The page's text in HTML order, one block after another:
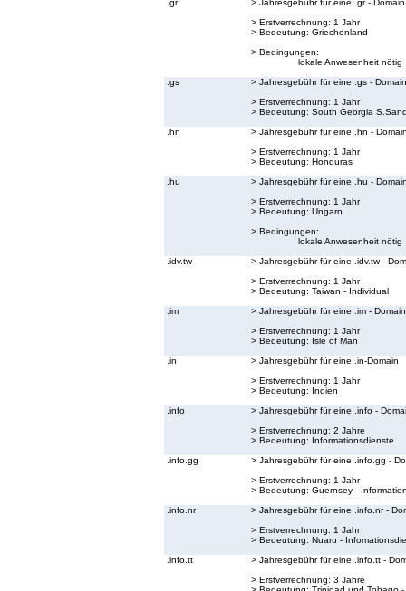
.gr
> Jahresgebühr für eine .gr - Domain
> Erstverrechnung: 1 Jahr
> Bedeutung: Griechenland
> Bedingungen:
lokale Anwesenheit nötig
.gs
> Jahresgebühr für eine .gs - Domain
> Erstverrechnung: 1 Jahr
> Bedeutung: South Georgia
.hn
> Jahresgebühr für eine .hn -
> Erstverrechnung: 1 Jahr
> Bedeutung: Honduras
.hu
> Jahresgebühr für eine .hu -
> Erstverrechnung: 1 Jahr
> Bedeutung: Ungarn
> Bedingungen:
lokale Anwesenheit nötig
.idv.tw
> Jahresgebühr für eine .idv.tw -
> Erstverrechnung: 1 Jahr
> Bedeutung: Taiwan - Individual
.im
> Jahresgebühr für eine .im - Domain
> Erstverrechnung: 1 Jahr
> Bedeutung: Isle of Man
.in
> Jahresgebühr für eine .in-Domain
> Erstverrechnung: 1 Jahr
> Bedeutung: Indien
.info
> Jahresgebühr für eine .info -
> Erstverrechnung: 2 Jahre
> Bedeutung: Informationsdienste
.info.gg
> Jahresgebühr für eine .info.gg -
> Erstverrechnung: 1 Jahr
> Bedeutung: Guernsey -
.info.nr
> Jahresgebühr für eine .info.nr -
> Erstverrechnung: 1 Jahr
> Bedeutung: Nuaru -
.info.tt
> Jahresgebühr für eine .info.tt -
> Erstverrechnung: 3 Jahre